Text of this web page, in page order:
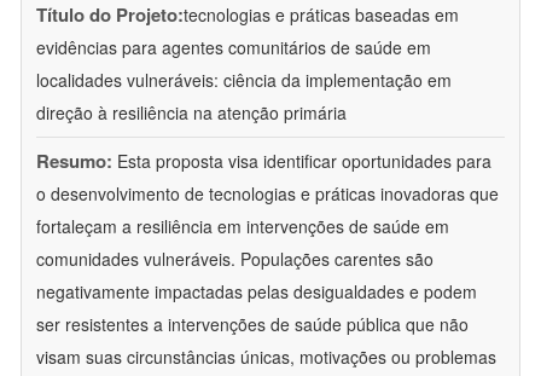
Título do Projeto:tecnologias e práticas baseadas em
evidências para agentes comunitários de saúde em
localidades vulneráveis: ciência da implementação em
direção à resiliência na atenção primária
Resumo: Esta proposta visa identificar oportunidades para
o desenvolvimento de tecnologias e práticas inovadoras que
fortaleçam a resiliência em intervenções de saúde em
comunidades vulneráveis. Populações carentes são
negativamente impactadas pelas desigualdades e podem
ser resistentes a intervenções de saúde pública que não
visam suas circunstâncias únicas, motivações ou problemas